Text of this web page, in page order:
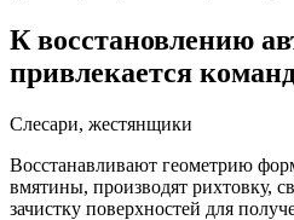
К восстановлению
привлекается
Слесари, жестянщики
Восстанавливают геометрию
вмятины, производят рихтовку,
зачистку поверхностей для